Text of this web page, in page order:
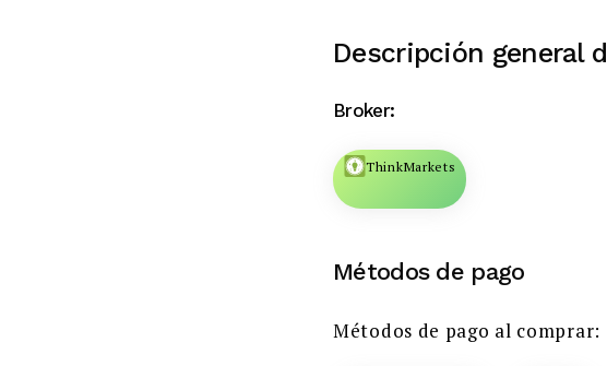
Descripción general
Broker:
ThinkMarkets
Métodos de pago
Métodos de pago al comprar: